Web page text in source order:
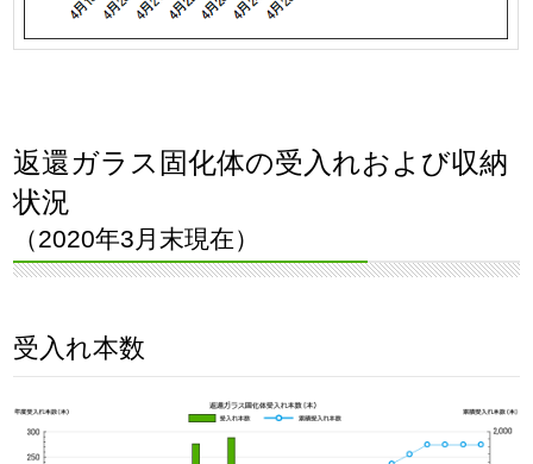
返還ガラス固化体の受入れおよび収納
状況
（2020年3月末現在）
受入れ本数